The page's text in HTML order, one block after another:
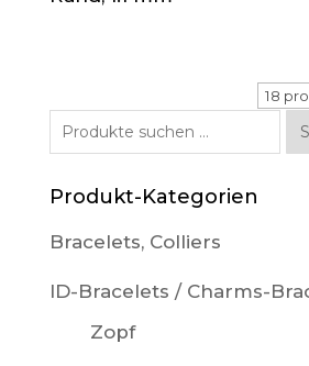
Suche
nach:
Produkt-Kategorien
Bracelets, Colliers
ID-Bracelets / Charms-
Zopf